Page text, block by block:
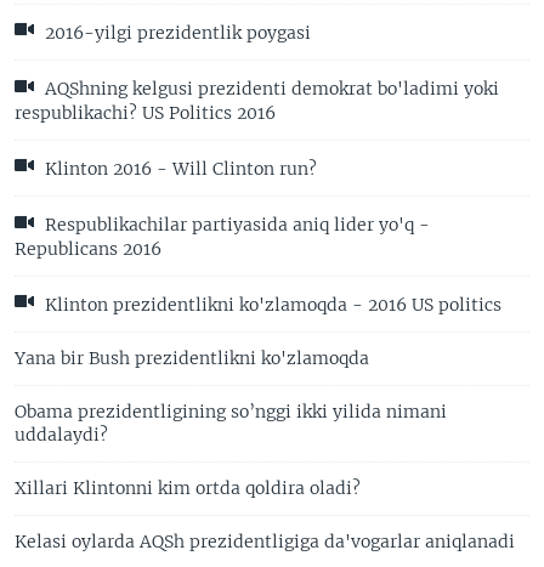
2016-yilgi prezidentlik poygasi
AQShning kelgusi prezidenti demokrat bo'ladimi yoki
respublikachi? US Politics 2016
Klinton 2016 - Will Clinton run?
Respublikachilar partiyasida aniq lider yo'q -
Republicans 2016
Klinton prezidentlikni ko'zlamoqda - 2016 US politics
Yana bir Bush prezidentlikni ko'zlamoqda
Obama prezidentligining so’nggi ikki yilida nimani
uddalaydi?
Xillari Klintonni kim ortda qoldira oladi?
Kelasi oylarda AQSh prezidentligiga da'vogarlar aniqlanadi